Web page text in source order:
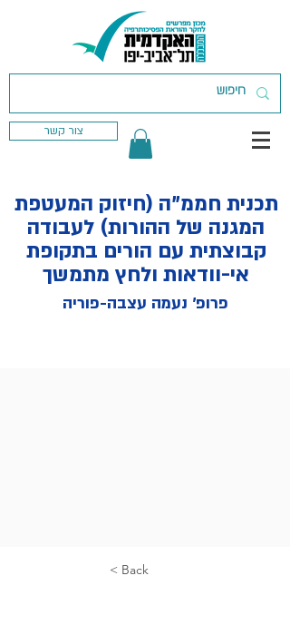
צור קשר
תכנית חממ"ה (חיזוק המעטפת
המגנה של ההורות) לעבודה
קבוצתית עם הורים בתקופת
אי-וודאות ולחץ מתמשך
פרופ׳ נעמה עצבה-פוריה
< Back